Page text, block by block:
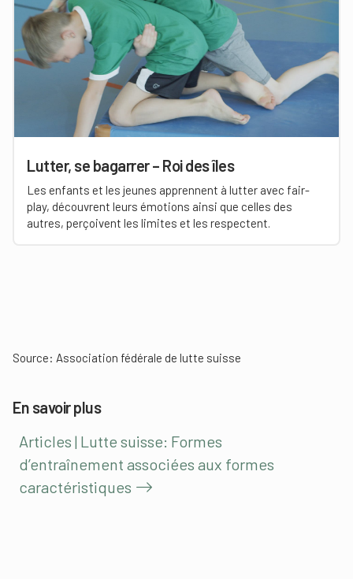
Lutter, se bagarrer – Roi des îles
Les enfants et les jeunes apprennent à lutter avec fair-
play, découvrent leurs ­émotions ainsi que celles des
autres, perçoivent les limites et les respectent.
Source: Association fédérale de lutte suisse
En savoir plus
Articles | Lutte suisse: Formes
d’entraînement associées aux formes
caractéristiques